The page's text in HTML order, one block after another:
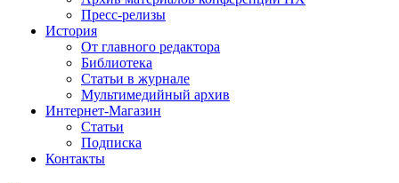
Пресс-релизы
История
От главного редактора
Библиотека
Статьи в журнале
Мультимедийный архив
Интернет-Магазин
Статьи
Подписка
Контакты